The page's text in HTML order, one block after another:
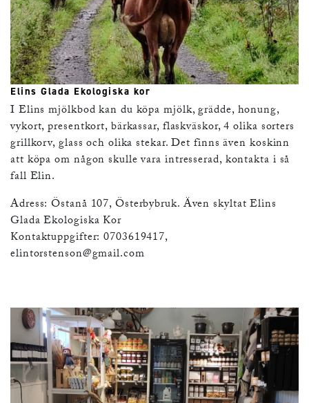
Elins Glada Ekologiska kor
I Elins mjölkbod kan du köpa mjölk, grädde, honung,
vykort, presentkort, bärkassar, flaskväskor, 4 olika sorters
grillkorv, glass och olika stekar. Det finns även koskinn
att köpa om någon skulle vara intresserad, kontakta i så
fall Elin.
Adress: Östanå 107, Österbybruk. Även skyltat Elins
Glada Ekologiska Kor
Kontaktuppgifter: 0703619417,
elintorstenson@gmail.com